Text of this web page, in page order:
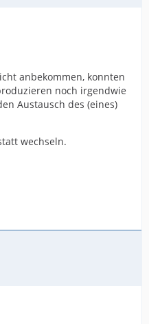
anbekommen, konnten
noch irgendwie
Austausch des (eines)
wechseln.